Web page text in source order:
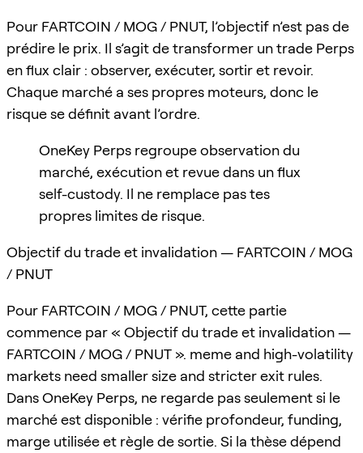
Pour FARTCOIN / MOG / PNUT, l’objectif n’est pas de
prédire le prix. Il s’agit de transformer un trade Perps
en flux clair : observer, exécuter, sortir et revoir.
Chaque marché a ses propres moteurs, donc le
risque se définit avant l’ordre.
OneKey Perps regroupe observation du
marché, exécution et revue dans un flux
self-custody. Il ne remplace pas tes
propres limites de risque.
Objectif du trade et invalidation — FARTCOIN / MOG
/ PNUT
Pour FARTCOIN / MOG / PNUT, cette partie
commence par « Objectif du trade et invalidation —
FARTCOIN / MOG / PNUT ». meme and high-volatility
markets need smaller size and stricter exit rules.
Dans OneKey Perps, ne regarde pas seulement si le
marché est disponible : vérifie profondeur, funding,
marge utilisée et règle de sortie. Si la thèse dépend